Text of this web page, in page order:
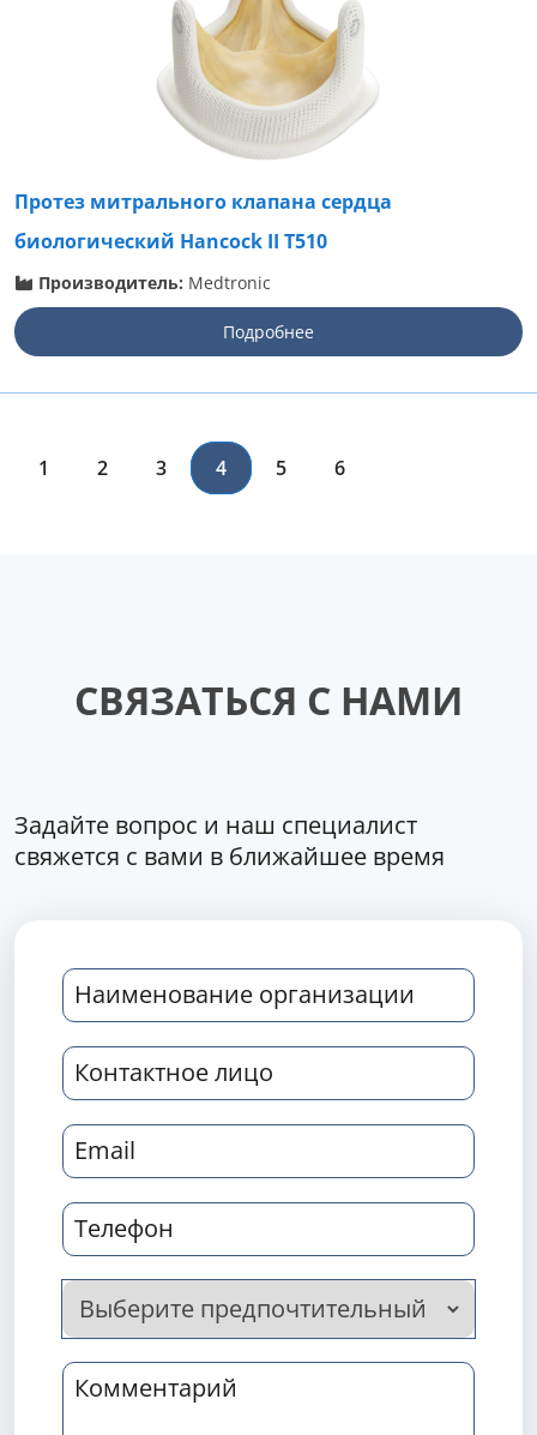
Протез митрального клапана сердца
биологический Hancock II T510
Производитель: Medtronic
Подробнее
1 2 3 4 5 6
СВЯЗАТЬСЯ С НАМИ
Задайте вопрос и наш специалист
свяжется с вами в ближайшее время